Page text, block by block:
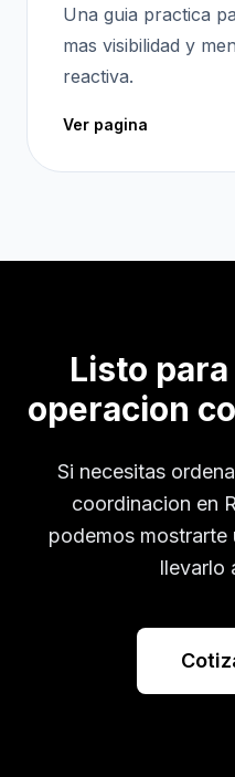
Una guia practica
mas visibilidad y
reactiva.
Ver pagina
Listo
operacion
Si necesitas
coordinacion en
podemos mostrarte
llevarlo